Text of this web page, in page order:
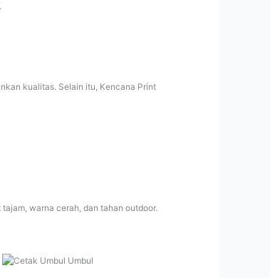
kualitas. Selain itu, Kencana Print
warna cerah, dan tahan outdoor.